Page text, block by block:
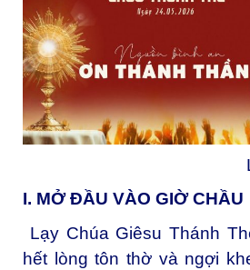
I. MỞ ĐẦU VÀO GIỜ CHẦU
Lạy Chúa Giêsu Thánh
hết lòng tôn thờ và ngợi